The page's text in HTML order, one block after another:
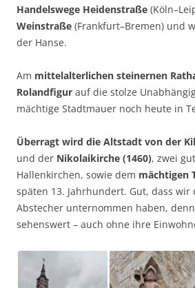
Handelswege Heidenstraße
Weinstraße (Frankfurt–Bremen) und
der Hanse.
Am mittelalterlichen steinernen
Rolandfigur auf die stolze
mächtige Stadtmauer noch heute in
Überragt wird die Altstadt von der
und der Nikolaikirche (1460), zwei
Hallenkirchen, sowie dem mächtigen
späten 13. Jahrhundert. Gut, dass wir
Abstecher unternommen haben,
sehenswert – auch ohne ihre